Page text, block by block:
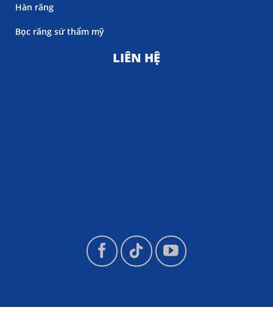
Hàn răng
Bọc răng sứ thẩm mỹ
LIÊN HỆ